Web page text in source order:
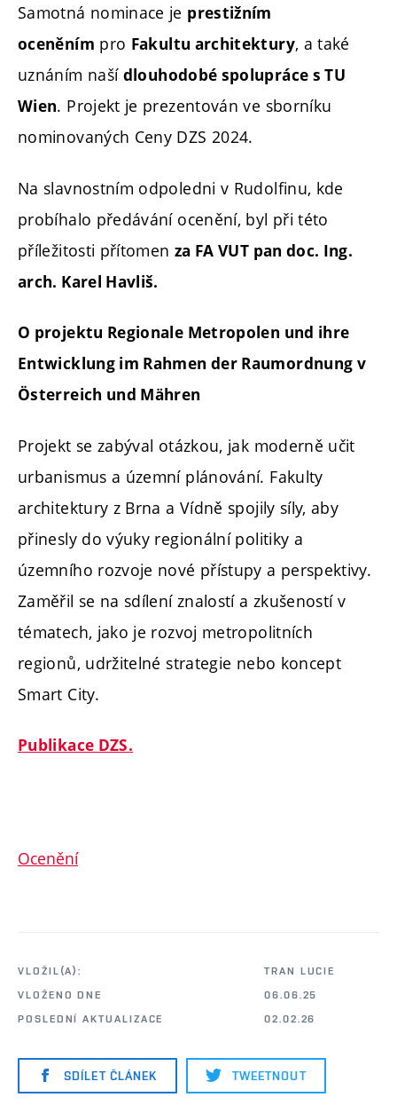
Samotná nominace je prestižním
oceněním pro Fakultu architektury, a také
uznáním naší dlouhodobé spolupráce s TU
Wien. Projekt je prezentován ve sborníku
nominovaných Ceny DZS 2024.
Na slavnostním odpoledni v Rudolfinu, kde
probíhalo předávání ocenění, byl při této
příležitosti přítomen za FA VUT pan doc. Ing.
arch. Karel Havliš.
O projektu Regionale Metropolen und ihre
Entwicklung im Rahmen der Raumordnung v
Österreich und Mähren
Projekt se zabýval otázkou, jak moderně učit
urbanismus a územní plánování. Fakulty
architektury z Brna a Vídně spojily síly, aby
přinesly do výuky regionální politiky a
územního rozvoje nové přístupy a perspektivy.
Zaměřil se na sdílení znalostí a zkušeností v
tématech, jako je rozvoj metropolitních
regionů, udržitelné strategie nebo koncept
Smart City.
Publikace DZS.
Ocenění
VLOŽIL(A):
TRAN LUCIE
VLOŽENO DNE
06.06.25
POSLEDNÍ AKTUALIZACE
02.02.26
SDÍLET ČLÁNEK TWEETNOUT